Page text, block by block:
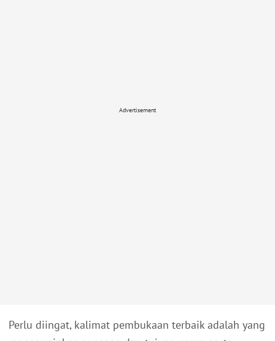
Advertisement
Perlu diingat, kalimat pembukaan terbaik adalah yang